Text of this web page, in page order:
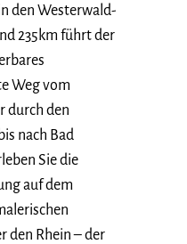
den Westerwald-
235km führt der
Weg vom
durch den
nach Bad
Sie die
auf dem
den Rhein – der